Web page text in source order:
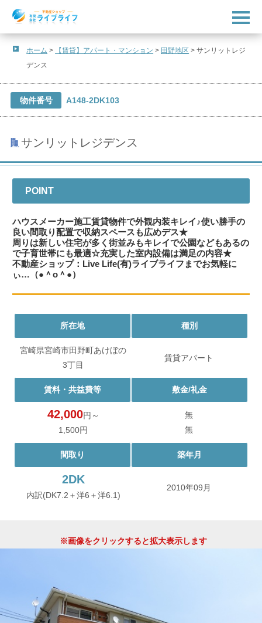
t
o
g
l
v
ホーム > 【賃貸】アパート・マンション > 田野地区 >サンリットレジ
デンス
サンリットレジデンス
物件番号 A148-2DK103
POINT
ハウスメーカー施工賃貸物件で外観内装キレイ♪使い勝手の
良い間取り配置で収納スペースも広めデス★
周りは新しい住宅が多く街並みもキレイで公園などもあるの
で子育世帯にも最適☆充実した室内設備は満足の内容★
不動産ショップ：Live Life(有)ライブライフまでお気軽に
ぃ…（●＾o＾●）
所在地 種別
宮崎県宮崎市田野町あけぼの
3丁目
賃貸アパート
賃料・共益費等 敷金/礼金
42,000円～
1,500円
無
無
間取り 築年月
2DK
内訳(DK7.2＋洋6＋洋6.1)
2010年09月
※画像をクリックすると拡大表示します